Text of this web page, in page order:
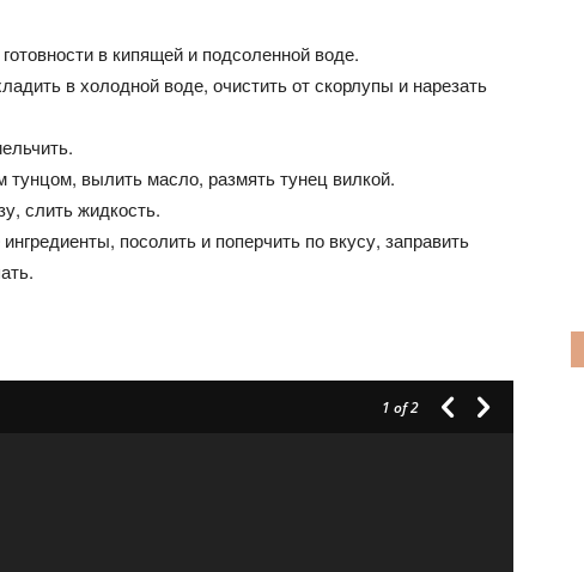
в кипящей и подсоленной воде.
в холодной воде, очистить от скорлупы и нарезать
вылить масло, размять тунец вилкой.
слить жидкость.
посолить и поперчить по вкусу, заправить
1 of 2